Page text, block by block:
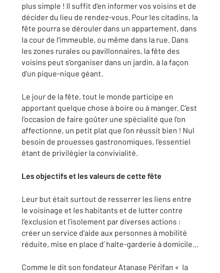
plus simple ! Il suffit d'en informer vos voisins et de
décider du lieu de rendez-vous. Pour les citadins, la
fête pourra se dérouler dans un appartement, dans
la cour de l'immeuble, ou même dans la rue. Dans
les zones rurales ou pavillonnaires, la fête des
voisins peut s'organiser dans un jardin, à la façon
d'un pique-nique géant.
Le jour de la fête, tout le monde participe en
apportant quelque chose à boire ou à manger. C'est
l'occasion de faire goûter une spécialité que l'on
affectionne, un petit plat que l'on réussit bien ! Nul
besoin de prouesses gastronomiques, l'essentiel
étant de privilégier la convivialité.
Les objectifs et les valeurs de cette fête
Leur but était surtout de resserrer les liens entre
le voisinage et les habitants et de lutter contre
l’exclusion et l’isolement par diverses actions :
créer un service d'aide aux personnes à mobilité
réduite, mise en place d’ halte-garderie à domicile...
Comme le dit son fondateur Atanase Périfan « la